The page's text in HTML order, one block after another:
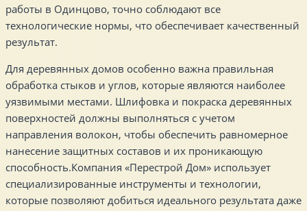
работы в Одинцово, точно соблюдают все
технологические нормы, что обеспечивает качественный
результат.
Для деревянных домов особенно важна правильная
обработка стыков и углов, которые являются наиболее
уязвимыми местами. Шлифовка и покраска деревянных
поверхностей должны выполняться с учетом
направления волокон, чтобы обеспечить равномерное
нанесение защитных составов и их проникающую
способность.Компания «Перестрой Дом» использует
специализированные инструменты и технологии,
которые позволяют добиться идеального результата даже